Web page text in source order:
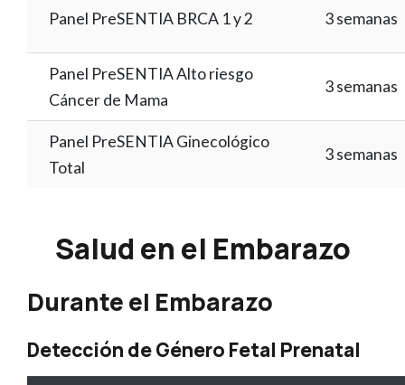
Panel PreSENTIA BRCA 1 y 2 3 semanas
Panel PreSENTIA Alto riesgo
Cáncer de Mama
3 semanas
Panel PreSENTIA Ginecológico
Total
3 semanas
Salud en el Embarazo
Durante el Embarazo
Detección de Género Fetal Prenatal